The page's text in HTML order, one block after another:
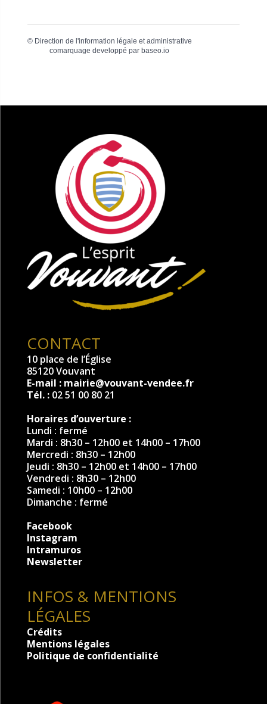
© Direction de l'information légale et administrative
comarquage developpé parbaseo.io
CONTACT
10 place de l’Église
85120 Vouvant
E-mail : mairie@vouvant-vendee.fr
Tél. : 02 51 00 80 21
Horaires d’ouverture :
Lundi : fermé
Mardi : 8h30 – 12h00 et 14h00 – 17h00
Mercredi : 8h30 – 12h00
Jeudi : 8h30 – 12h00 et 14h00 – 17h00
Vendredi : 8h30 – 12h00
Samedi : 10h00 – 12h00
Dimanche : fermé
Facebook
Instagram
Intramuros
Newsletter
INFOS & MENTIONS
LÉGALES
Crédits
Mentions légales
Politique de confidentialité